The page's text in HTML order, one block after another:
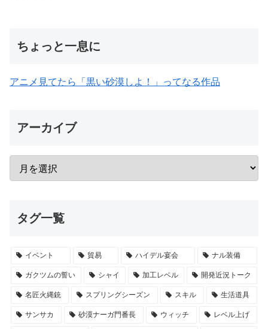
ちょっと一息に
アニメ見てたら「黒い砂漠しよ！」ってなる作品
アーカイブ
タグ一覧
イベント 貿易 ハイデル宴会 ナル装備
ガクツムの誓い シャイ 加工レベル 開発近況トーク
名匠火縄銃 スプリングシーズン スキル 生活道具
サンサカ 砂漠ナーガ門番長 ウィッチ レベル上げ